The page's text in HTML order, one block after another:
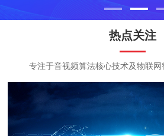
热点关注
专注于音视频算法核心技术及物联